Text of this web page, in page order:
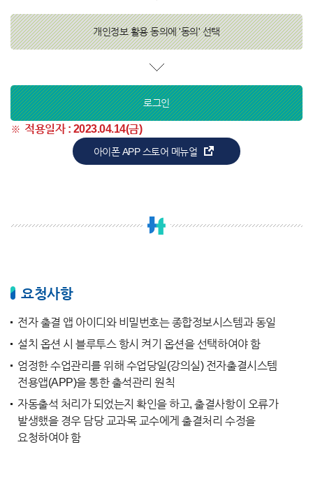
개인정보 활용 동의에 '동의' 선택
로그인
적용일자 : 2023.04.14(금)
아이폰 APP 스토어 메뉴얼
요청사항
전자 출결 앱 아이디와 비밀번호는 종합정보시스템과 동일
설치 옵션 시 블루투스 항시 켜기 옵션을 선택하여야 함
엄정한 수업관리를 위해 수업당일(강의실) 전자출결시스템
전용앱(APP)을 통한 출석관리 원칙
자동출석 처리가 되었는지 확인을 하고, 출결사항이 오류가
발생했을 경우 담당 교과목 교수에게 출결처리 수정을
요청하여야 함